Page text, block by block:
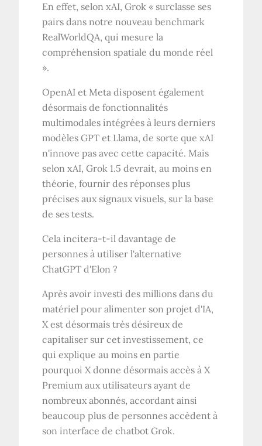
En effet, selon xAI, Grok « surclasse ses
pairs dans notre nouveau benchmark
RealWorldQA, qui mesure la
compréhension spatiale du monde réel
».
OpenAI et Meta disposent également
désormais de fonctionnalités
multimodales intégrées à leurs derniers
modèles GPT et Llama, de sorte que xAI
n'innove pas avec cette capacité. Mais
selon xAI, Grok 1.5 devrait, au moins en
théorie, fournir des réponses plus
précises aux signaux visuels, sur la base
de ses tests.
Cela incitera-t-il davantage de
personnes à utiliser l'alternative
ChatGPT d'Elon ?
Après avoir investi des millions dans du
matériel pour alimenter son projet d'IA,
X est désormais très désireux de
capitaliser sur cet investissement, ce
qui explique au moins en partie
pourquoi X donne désormais accès à X
Premium aux utilisateurs ayant de
nombreux abonnés, accordant ainsi
beaucoup plus de personnes accèdent à
son interface de chatbot Grok.